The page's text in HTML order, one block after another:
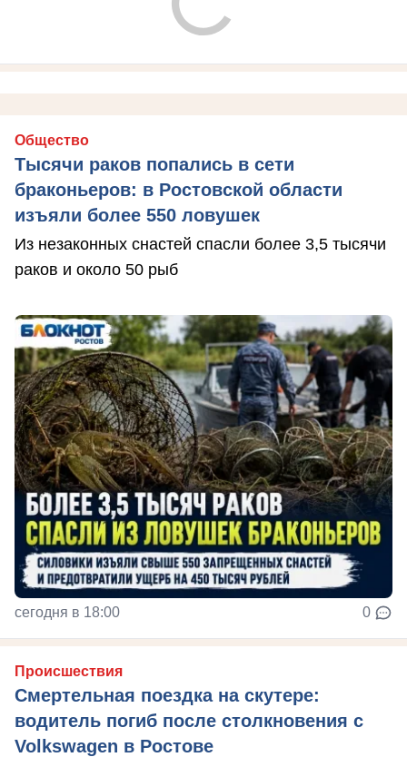
Общество
Тысячи раков попались в сети
браконьеров: в Ростовской области
изъяли более 550 ловушек
Из незаконных снастей спасли более 3,5 тысячи
раков и около 50 рыб
сегодня в 18:00 0
Происшествия
Смертельная поездка на скутере:
водитель погиб после столкновения с
Volkswagen в Ростове